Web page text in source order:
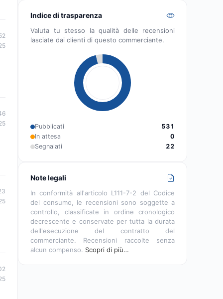
Indice di trasparenza
Valuta tu stesso la qualità delle recensioni
lasciate dai clienti di questo commerciante.
Pubblicati
531
In attesa
0
Segnalati
22
Note legali
In conformità all'articolo L111-7-2 del Codice
del consumo, le recensioni sono soggette a
controllo, classificate in ordine cronologico
decrescente e conservate per tutta la durata
dell'esecuzione del contratto del
commerciante. Recensioni raccolte senza
alcun compenso. Scopri di più…